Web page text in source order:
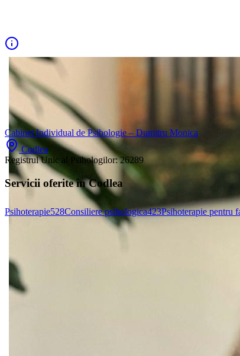
Cabinet Individual de Psihologie – Dumitru Monica
Codlea
Registrul Unic al Psihologilor:26289
Servicii oferite în Codlea
Psihoterapie528Consiliere psihologica423Psihoterapie pentru